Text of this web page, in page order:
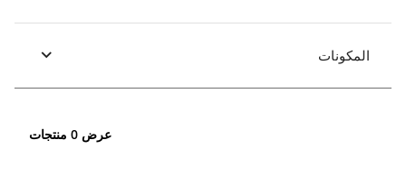
المكونات
عرض 0 منتجات